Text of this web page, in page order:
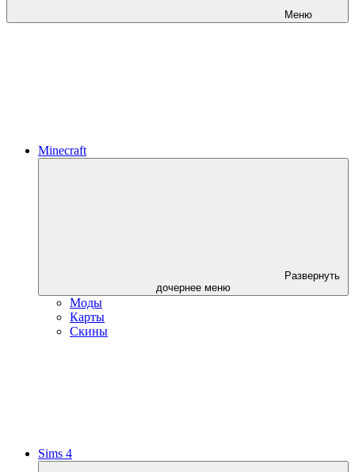
Меню
Minecraft
Развернуть
дочернее меню
Моды
Карты
Скины
Sims 4